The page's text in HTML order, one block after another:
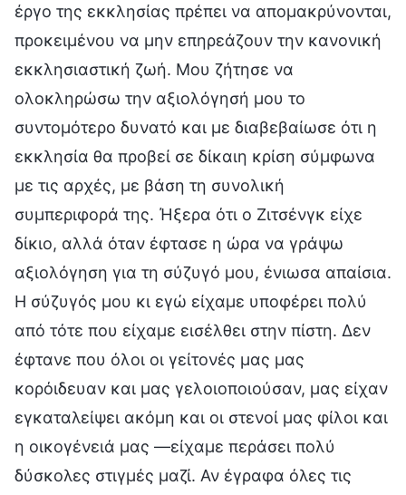
έργο της εκκλησίας πρέπει να απομακρύνονται,
προκειμένου να μην επηρεάζουν την κανονική
εκκλησιαστική ζωή. Μου ζήτησε να
ολοκληρώσω την αξιολόγησή μου το
συντομότερο δυνατό και με διαβεβαίωσε ότι η
εκκλησία θα προβεί σε δίκαιη κρίση σύμφωνα
με τις αρχές, με βάση τη συνολική
συμπεριφορά της. Ήξερα ότι ο Ζιτσένγκ είχε
δίκιο, αλλά όταν έφτασε η ώρα να γράψω
αξιολόγηση για τη σύζυγό μου, ένιωσα απαίσια.
Η σύζυγός μου κι εγώ είχαμε υποφέρει πολύ
από τότε που είχαμε εισέλθει στην πίστη. Δεν
έφτανε που όλοι οι γείτονές μας μας
κορόιδευαν και μας γελοιοποιούσαν, μας είχαν
εγκαταλείψει ακόμη και οι στενοί μας φίλοι και
η οικογένειά μας —είχαμε περάσει πολύ
δύσκολες στιγμές μαζί. Αν έγραφα όλες τις